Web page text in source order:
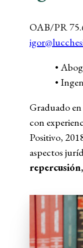
OAB/PR
•
•
Graduado
con
Positivo,
aspectos